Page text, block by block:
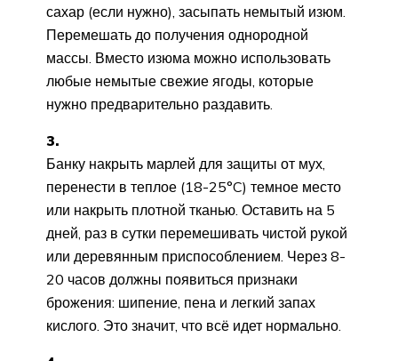
сахар (если нужно), засыпать немытый изюм.
Перемешать до получения однородной
массы. Вместо изюма можно использовать
любые немытые свежие ягоды, которые
нужно предварительно раздавить.
3.
Банку накрыть марлей для защиты от мух,
перенести в теплое (18-25°C) темное место
или накрыть плотной тканью. Оставить на 5
дней, раз в сутки перемешивать чистой рукой
или деревянным приспособлением. Через 8-
20 часов должны появиться признаки
брожения: шипение, пена и легкий запах
кислого. Это значит, что всё идет нормально.